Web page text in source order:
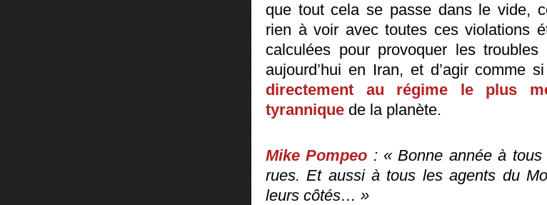
que tout cela se passe dans le vide,
rien à voir avec toutes ces violations
calculées pour provoquer les
aujourd’hui en Iran, et d’agir comme
directement au régime le plus
tyrannique de la planète.
Mike Pompeo : « Bonne année à
rues. Et aussi à tous les agents du
leurs côtés… »